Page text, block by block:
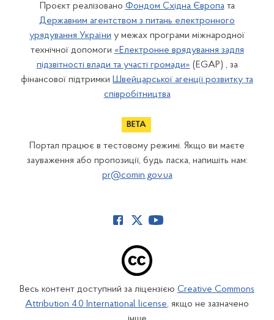
Проєкт реалізовано Фондом Східна Європата
Державним агентством з питань електронного
урядування України у межах програми міжнародної
технічної допомоги «Електронне врядування задля
підзвітності влади та участі громади» (EGAP) , за
фінансової підтримки Швейцарської агенції розвитку та
співробітництва
Портал працює в тестовому режимі. Якщо ви маєте
зауваження або пропозиції, будь ласка, напишіть нам:
pr@comin.gov.ua
Весь контент доступний за ліцензією Creative Commons
Attribution 4.0 International license, якщо не зазначено